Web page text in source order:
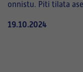
onnistu. Piti tilata
19.10.2024